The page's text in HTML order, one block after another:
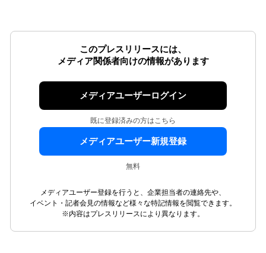
このプレスリリースには、
メディア関係者向けの情報があります
メディアユーザーログイン
既に登録済みの方はこちら
メディアユーザー新規登録
無料
メディアユーザー登録を行うと、企業担当者の連絡先や、
イベント・記者会見の情報など様々な特記情報を閲覧できます。
※内容はプレスリリースにより異なります。